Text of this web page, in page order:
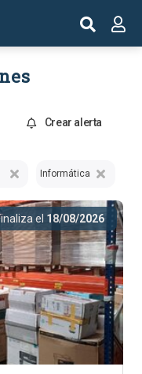
Crear alerta
Informática
el 18/08/2026